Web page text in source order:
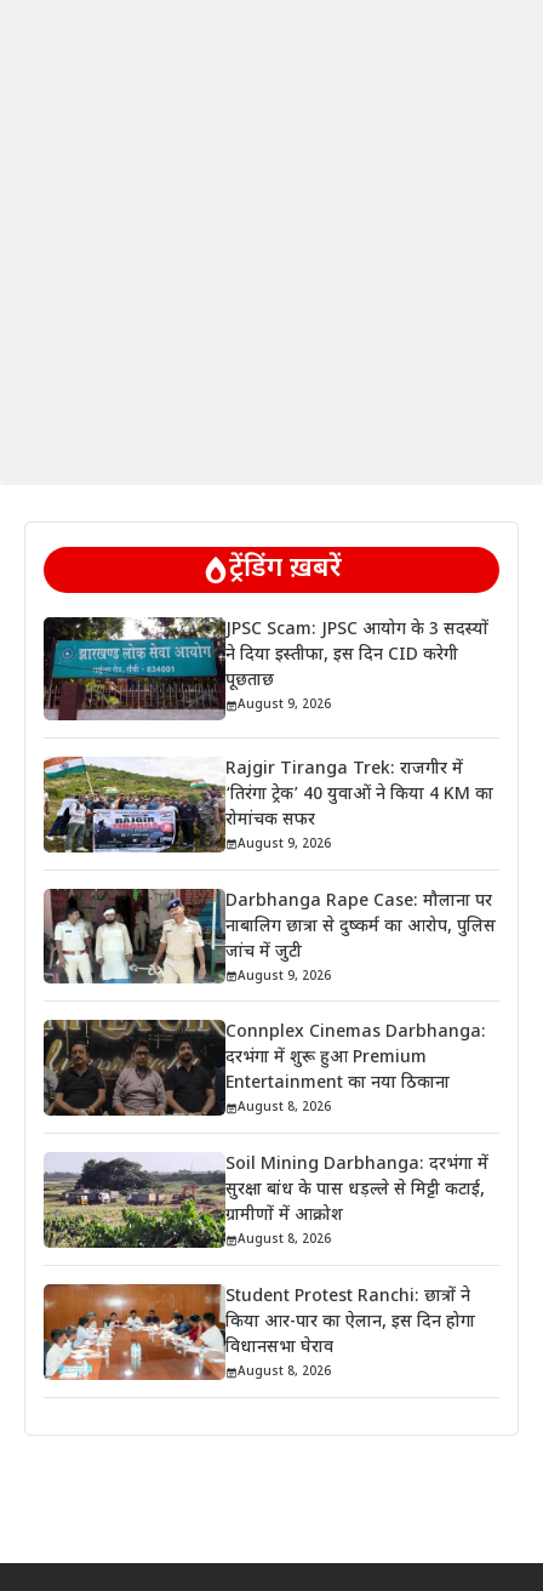
ट्रेंडिंग ख़बरें
JPSC Scam: JPSC आयोग के 3 सदस्यों
ने दिया इस्तीफा, इस दिन CID करेगी
पूछताछ
August 9, 2026
Rajgir Tiranga Trek: राजगीर में
‘तिरंगा ट्रेक’ 40 युवाओं ने किया 4 KM का
रोमांचक सफर
August 9, 2026
Darbhanga Rape Case: मौलाना पर
नाबालिग छात्रा से दुष्कर्म का आरोप, पुलिस
जांच में जुटी
August 9, 2026
Connplex Cinemas Darbhanga:
दरभंगा में शुरू हुआ Premium
Entertainment का नया ठिकाना
August 8, 2026
Soil Mining Darbhanga: दरभंगा में
सुरक्षा बांध के पास धड़ल्ले से मिट्टी कटाई,
ग्रामीणों में आक्रोश
August 8, 2026
Student Protest Ranchi: छात्रों ने
किया आर-पार का ऐलान, इस दिन होगा
विधानसभा घेराव
August 8, 2026